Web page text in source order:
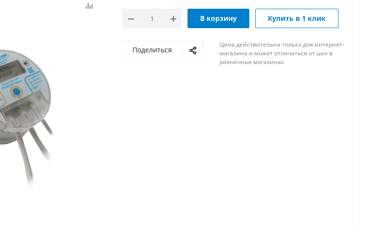
В корзину Купить в 1 клик
Поделиться
Цена действительна только для интернет-
магазина и может отличаться от цен в
розничных магазинах